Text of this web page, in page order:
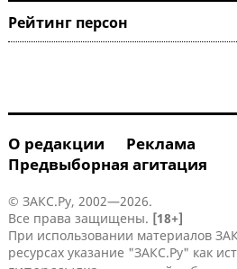
Рейтинг
О редакции
Реклама
Предвыборная агитация
© ЗАКС.Ру, 2002—2026.
Все права защищены. [18+]
При использовании материалов
ресурсах указание "ЗАКС.Ру" как